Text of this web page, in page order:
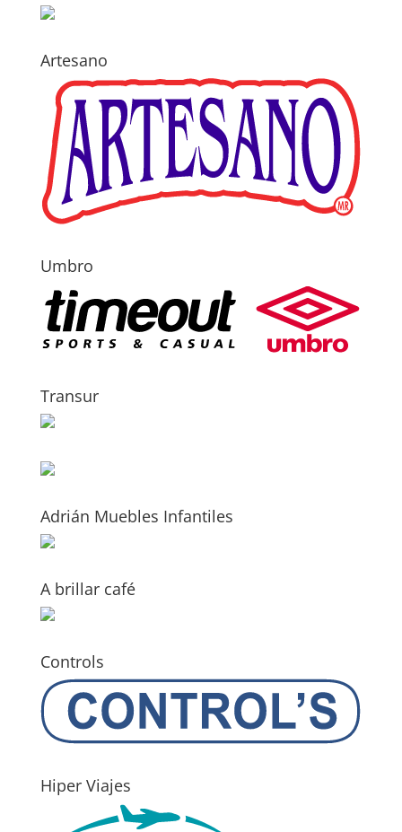
Artesano
Umbro
Transur
Adrián Muebles Infantiles
A brillar café
Controls
Hiper Viajes